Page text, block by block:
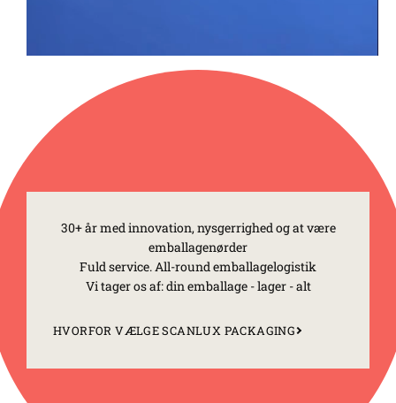
30+ år med innovation, nysgerrighed og at være
emballagenørder
Fuld service. All-round emballagelogistik
Vi tager os af: din emballage - lager - alt
HVORFOR VÆLGE SCANLUX PACKAGING